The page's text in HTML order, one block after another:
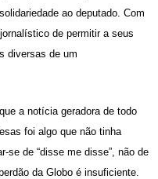
ao deputado. Com
de permitir a seus
diversas de um
a notícia geradora de todo
foi algo que não tinha
se de “disse me disse”, não de
da Globo é insuficiente.